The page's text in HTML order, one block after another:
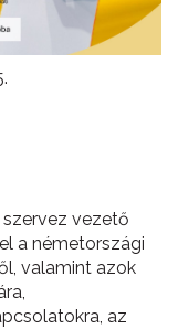
vezető
a németországi
valamint azok
az